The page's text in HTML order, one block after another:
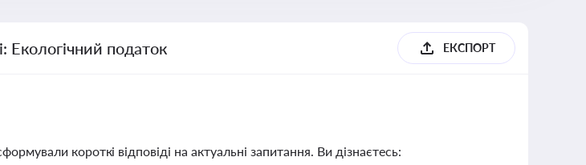
Екологічний податок ЕКСПОРТ
короткі відповіді на актуальні запитання. Ви дізнаєтесь: